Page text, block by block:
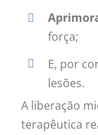
força;
E, por
lesões.
A liberação
terapêutica